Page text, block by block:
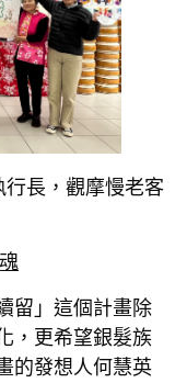
長，觀摩慢老客
留」這個計畫除
，更希望銀髮族
的發想人何慧英